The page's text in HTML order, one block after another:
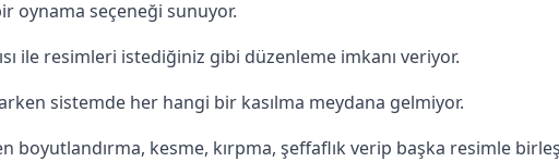
oynama seçeneği sunuyor.
ile resimleri istediğiniz gibi düzenleme imkanı veriyor.
sistemde her hangi bir kasılma meydana gelmiyor.
boyutlandırma, kesme, kırpma, şeffaflık verip başka resimle